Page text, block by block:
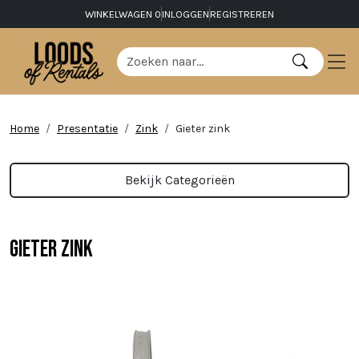
WINKELWAGEN 0 INLOGGEN REGISTREREN
Home Presentatie Zink Gieter zink
Bekijk Categorieën
Gieter zink